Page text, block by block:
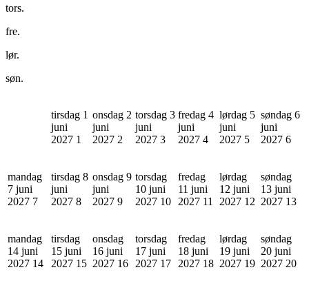
tors.
fre.
lør.
søn.
tirsdag 1
juni
2027 1
onsdag 2
juni
2027 2
torsdag 3
juni
2027 3
fredag 4
juni
2027 4
lørdag 5
juni
2027 5
søndag 6
juni
2027 6
mandag
7 juni
2027 7
tirsdag 8
juni
2027 8
onsdag 9
juni
2027 9
torsdag
10 juni
2027 10
fredag
11 juni
2027 11
lørdag
12 juni
2027 12
søndag
13 juni
2027 13
mandag
14 juni
2027 14
tirsdag
15 juni
2027 15
onsdag
16 juni
2027 16
torsdag
17 juni
2027 17
fredag
18 juni
2027 18
lørdag
19 juni
2027 19
søndag
20 juni
2027 20